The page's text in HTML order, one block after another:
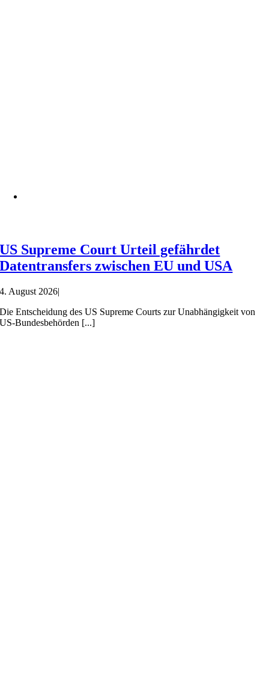
US Supreme Court Urteil gefährdet
Datentransfers zwischen EU und USA
4. August 2026|
Die Entscheidung des US Supreme Courts zur Unabhängigkeit von
US-Bundesbehörden [...]